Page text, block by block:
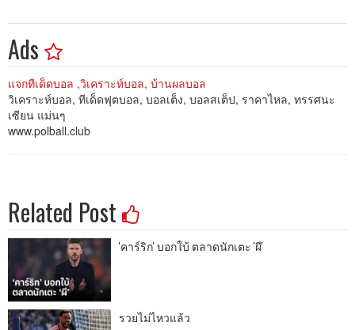
Ads
แจกทีเด็ดบอล ,วิเคราะห์บอล, บ้านผลบอล
วิเคราะห์บอล, ทีเด็ดฟุตบอล, บอลเต็ง, บอลสเต็ป, ราคาไหล, ทรรศนะ
เซียน แม่นๆ
www.polball.club
Related Post
'คาร์ริก' บอกใบ้ ตลาดนักเตะ 'ผี'
รวยไม่ไหวแล้ว